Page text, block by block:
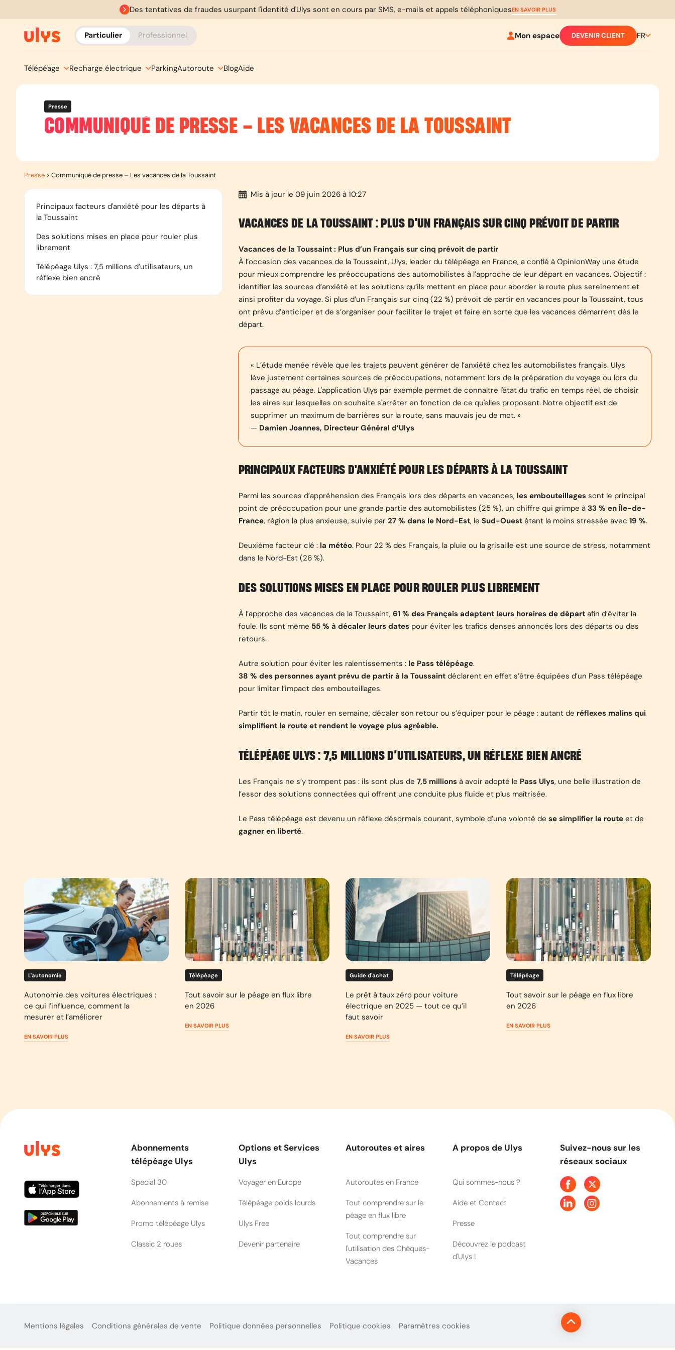
Des tentatives de fraudes usurpant l'identité d'Ulys sont en cours par SMS, e-mails et appels téléphoniquesEN SAVOIR PLUS
Particulier Professionnel Mon espace DEVENIR CLIENT FR
Télépéage Recharge électrique ParkingAutoroute BlogAide
Presse
COMMUNIQUÉ DE PRESSE – LES VACANCES DE LA TOUSSAINT
Presse > Communiqué de presse – Les vacances de la Toussaint
Principaux facteurs d'anxiété pour les départs à
la Toussaint
Des solutions mises en place pour rouler plus
librement
Télépéage Ulys : 7,5 millions d’utilisateurs, un
réflexe bien ancré
Mis à jour le 09 juin 2026 à 10:27
VACANCES DE LA TOUSSAINT : PLUS D’UN FRANÇAIS SUR CINQ PRÉVOIT DE PARTIR
Vacances de la Toussaint : Plus d’un Français sur cinq prévoit de partir
À l’occasion des vacances de la Toussaint, Ulys, leader du télépéage en France, a confié à OpinionWay une étude
pour mieux comprendre les préoccupations des automobilistes à l’approche de leur départ en vacances. Objectif :
identifier les sources d’anxiété et les solutions qu’ils mettent en place pour aborder la route plus sereinement et
ainsi profiter du voyage. Si plus d’un Français sur cinq (22 %) prévoit de partir en vacances pour la Toussaint, tous
ont prévu d’anticiper et de s’organiser pour faciliter le trajet et faire en sorte que les vacances démarrent dès le
départ.
« L’étude menée révèle que les trajets peuvent générer de l’anxiété chez les automobilistes français. Ulys
lève justement certaines sources de préoccupations, notamment lors de la préparation du voyage ou lors du
passage au péage. L'application Ulys par exemple permet de connaître l'état du trafic en temps réel, de choisir
les aires sur lesquelles on souhaite s'arrêter en fonction de ce qu'elles proposent. Notre objectif est de
supprimer un maximum de barrières sur la route, sans mauvais jeu de mot. »
— Damien Joannes, Directeur Général d’Ulys
PRINCIPAUX FACTEURS D'ANXIÉTÉ POUR LES DÉPARTS À LA TOUSSAINT
Parmi les sources d’appréhension des Français lors des départs en vacances, les embouteillagessont le principal
point de préoccupation pour une grande partie des automobilistes (25 %), un chiffre qui grimpe à 33 % en Île-de-
France, région la plus anxieuse, suivie par 27 % dans le Nord-Est, le Sud-Ouestétant la moins stressée avec 19 %.
Deuxième facteur clé : la météo. Pour 22 % des Français, la pluie ou la grisaille est une source de stress, notamment
dans le Nord-Est (26 %).
DES SOLUTIONS MISES EN PLACE POUR ROULER PLUS LIBREMENT
À l’approche des vacances de la Toussaint, 61 % des Français adaptent leurs horaires de départafin d’éviter la
foule. Ils sont même 55 % à décaler leurs datespour éviter les trafics denses annoncés lors des départs ou des
retours.
Autre solution pour éviter les ralentissements : le Pass télépéage.
38 % des personnes ayant prévu de partir à la Toussaintdéclarent en effet s’être équipées d’un Pass télépéage
pour limiter l’impact des embouteillages.
Partir tôt le matin, rouler en semaine, décaler son retour ou s’équiper pour le péage : autant de réflexes malins qui
simplifient la route et rendent le voyage plus agréable.
TÉLÉPÉAGE ULYS : 7,5 MILLIONS D’UTILISATEURS, UN RÉFLEXE BIEN ANCRÉ
Les Français ne s’y trompent pas : ils sont plus de 7,5 millionsà avoir adopté le Pass Ulys, une belle illustration de
l’essor des solutions connectées qui offrent une conduite plus fluide et plus maîtrisée.
Le Pass télépéage est devenu un réflexe désormais courant, symbole d’une volonté de se simplifier la routeet de
gagner en liberté.
L'autonomie
Autonomie des voitures électriques :
ce qui l’influence, comment la
mesurer et l’améliorer
EN SAVOIR PLUS
Télépéage
Tout savoir sur le péage en flux libre
en 2026
EN SAVOIR PLUS
Guide d'achat
Le prêt à taux zéro pour voiture
électrique en 2025 — tout ce qu’il
faut savoir
EN SAVOIR PLUS
Télépéage
Tout savoir sur le péage en flux libre
en 2026
EN SAVOIR PLUS
Abonnements
télépéage Ulys
Special 30
Abonnements à remise
Promo télépéage Ulys
Classic 2 roues
Options et Services
Ulys
Voyager en Europe
Télépéage poids lourds
Ulys Free
Devenir partenaire
Autoroutes et aires
Autoroutes en France
Tout comprendre sur le
péage en flux libre
Tout comprendre sur
l'utilisation des Chèques-
Vacances
A propos de Ulys
Qui sommes-nous ?
Aide et Contact
Presse
Découvrez le podcast
d'Ulys !
Suivez-nous sur les
réseaux sociaux
Mentions légales Conditions générales de vente Politique données personnelles Politique cookies Paramètres cookies